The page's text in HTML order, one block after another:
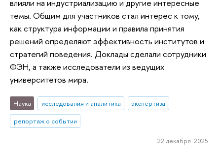
влияли на индустриализацию и другие интересные
темы. Общим для участников стал интерес к тому,
как структура информации и правила принятия
решений определяют эффективность институтов и
стратегий поведения. Доклады сделали сотрудники
ФЭН, а также исследователи из ведущих
университетов мира.
Наука исследования и аналитика
экспертиза
репортаж о событии
22 декабря 2025